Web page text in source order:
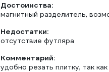
Достоинства:
магнитный разделитель,
Недостатки:
отсутствие футляра
Комментарий:
удобно резать плитку, так